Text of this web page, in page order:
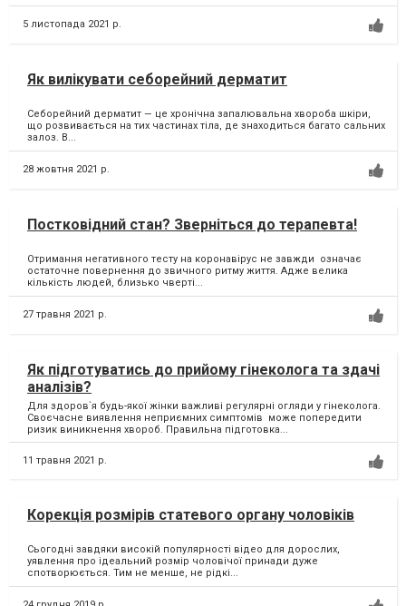
5 листопада 2021 р.
Як вилікувати себорейний дерматит
Себорейний дерматит — це хронічна запалювальна хвороба шкіри,
що розвивається на тих частинах тіла, де знаходиться багато сальних
залоз. В...
28 жовтня 2021 р.
Постковідний стан? Зверніться до терапевта!
Отримання негативного тесту на коронавірус не завжди означає
остаточне повернення до звичного ритму життя. Адже велика
кількість людей, близько чверті...
27 травня 2021 р.
Як підготуватись до прийому гінеколога та здачі
аналізів?
Для здоров`я будь-якої жінки важливі регулярні огляди у гінеколога.
Своєчасне виявлення неприємних симптомів може попередити
ризик виникнення хвороб. Правильна підготовка...
11 травня 2021 р.
Корекція розмірів статевого органу чоловіків
Сьогодні завдяки високій популярності відео для дорослих,
уявлення про ідеальний розмір чоловічої принади дуже
спотворюється. Тим не менше, не рідкі...